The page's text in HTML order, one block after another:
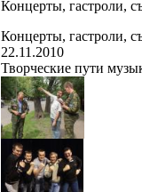
Концерты, гастроли,
Концерты, гастроли,
22.11.2010
Творческие пути